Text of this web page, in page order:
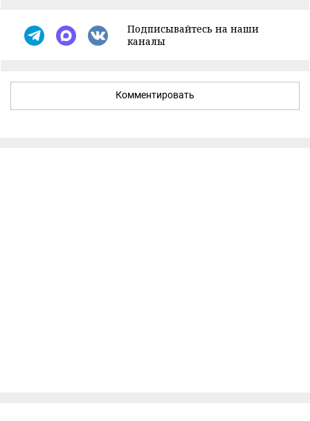
Подписывайтесь на наши
каналы
Комментировать